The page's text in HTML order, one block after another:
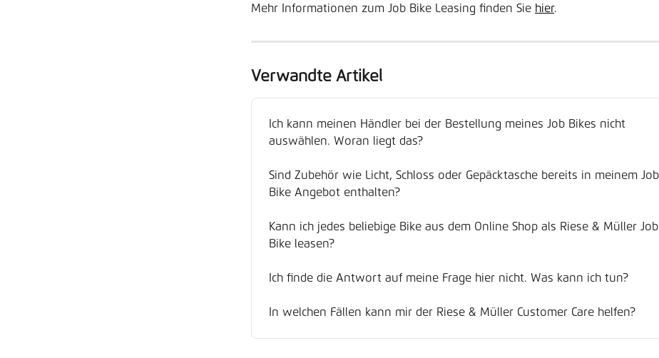
Mehr Informationen zum Job Bike Leasing finden Sie hier.
Verwandte Artikel
Ich kann meinen Händler bei der Bestellung meines Job Bikes nicht
auswählen. Woran liegt das?
Sind Zubehör wie Licht, Schloss oder Gepäcktasche bereits in meinem Job
Bike Angebot enthalten?
Kann ich jedes beliebige Bike aus dem Online Shop als Riese & Müller Job
Bike leasen?
Ich finde die Antwort auf meine Frage hier nicht. Was kann ich tun?
In welchen Fällen kann mir der Riese & Müller Customer Care helfen?